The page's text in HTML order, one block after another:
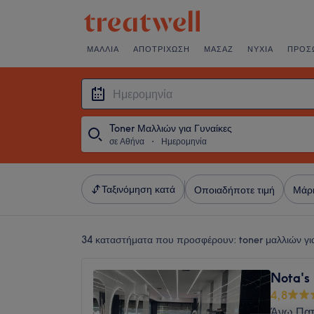
ΜΑΛΛΙΆ ΑΠΟΤΡΊΧΩΣΗ ΜΑΣΆΖ ΝΎΧΙΑ
Toner Μαλλιών για Γυναίκες
σε Αθήνα ・ Ημερομηνία
Ταξινόμηση κατά Οποιαδήποτε τιμή
34 καταστήματα που προσφέρουν: toner μαλλιών
Nota's
4,8